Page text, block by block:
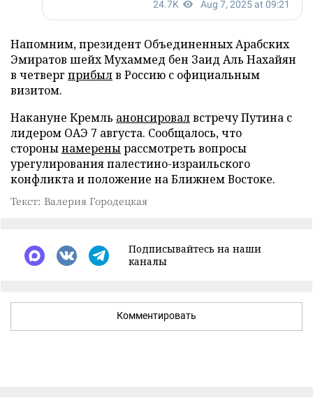
Напомним, президент Объединенных Арабских
Эмиратов шейх Мухаммед бен Заид Аль Нахайян
в четверг прибылв Россию с официальным
визитом.
Накануне Кремль анонсировалвстречу Путина с
лидером ОАЭ 7 августа. Сообщалось, что
сторонынамеренырассмотреть вопросы
урегулирования палестино-израильского
конфликта и положение на Ближнем Востоке.
Текст: Валерия Городецкая
Подписывайтесь на наши
каналы
Комментировать